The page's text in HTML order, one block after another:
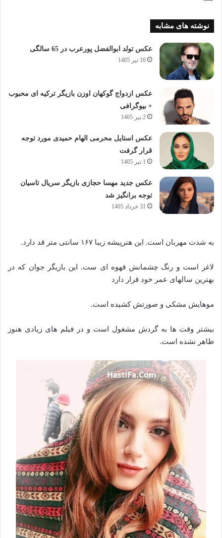
نوشته های مشابه
عکس تولد ابوالفضل پورعرب در 65 سالگی
10 تیر 1405
عکس ازدواج گوکهان اوزن بازیگر ترکیه ای محبوب
+ بیوگرافی
2 تیر 1405
عکس استایل محرمی الهام حمیدی مورد توجه
قرار گرفت
1 تیر 1405
عکس جدید مهسا حجازی بازیگر سریال تاسیان
توجه برانگیز شد
31 خرداد 1405
به شدت مهربان است. این هنرپیشه زیبا ۱۶۷ سانتی متر قد دارد.
لاغر است و رنگ چشمانش قهوه ای ست. این بازیگر جوان که در
بهترین سالهای عمر خود قرار دارد
موهایش مشکی و صورتش کشیده است.
بیشتر وقت ها به گردش مشغول است و در فیلم های زیادی هنوز
ظاهر نشده است.